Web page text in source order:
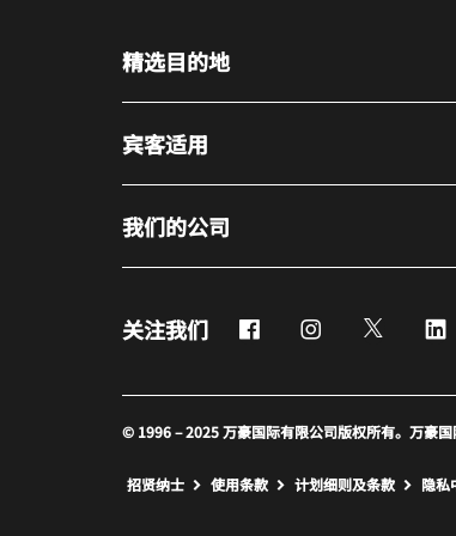
精选目的地
宾客适用
我们的公司
关注我们 FacebookInstagramTwitter
© 1996 – 2025 万豪国际有限公司版权所有。万豪
招贤纳士 使用条款 计划细则及条款 隐私